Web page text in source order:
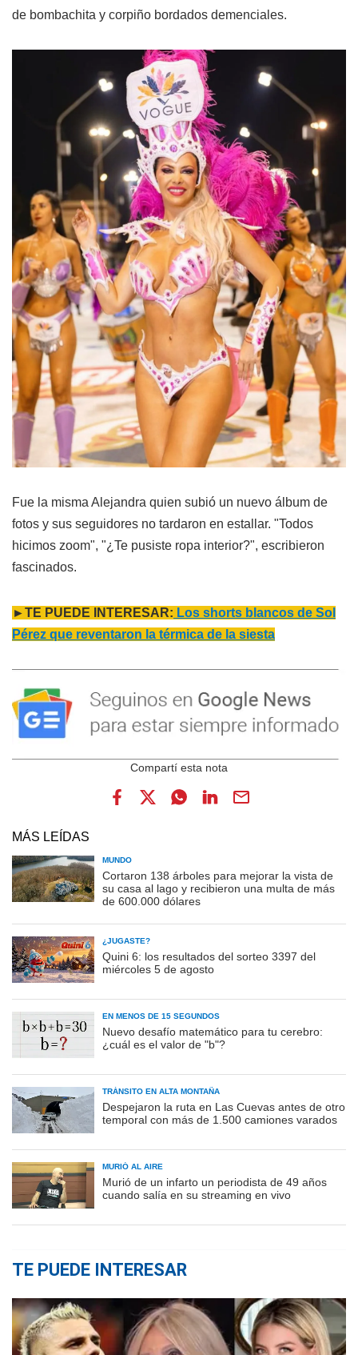
de bombachita y corpiño bordados demenciales.
Fue la misma Alejandra quien subió un nuevo álbum de
fotos y sus seguidores no tardaron en estallar. "Todos
hicimos zoom", "¿Te pusiste ropa interior?", escribieron
fascinados.
►TE PUEDE INTERESAR: Los shorts blancos de Sol
Pérez que reventaron la térmica de la siesta
MÁS LEÍDAS
MUNDO
Cortaron 138 árboles para mejorar la vista de
su casa al lago y recibieron una multa de más
de 600.000 dólares
¿JUGASTE?
Quini 6: los resultados del sorteo 3397 del
miércoles 5 de agosto
EN MENOS DE 15 SEGUNDOS
Nuevo desafío matemático para tu cerebro:
¿cuál es el valor de "b"?
TRÁNSITO EN ALTA MONTAÑA
Despejaron la ruta en Las Cuevas antes de otro
temporal con más de 1.500 camiones varados
MURIÓ AL AIRE
Murió de un infarto un periodista de 49 años
cuando salía en su streaming en vivo
TE PUEDE INTERESAR